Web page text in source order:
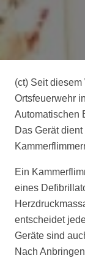
(ct) Seit
Ortsfeuerwehr
Automatischen
Das Gerät
Ein
eines
entscheidet
Geräte sind
Nach